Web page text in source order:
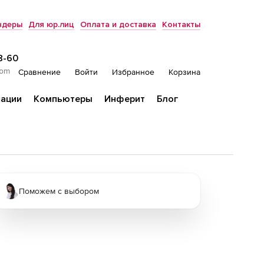
Для юр.лиц Оплата и доставка Контакты
60
Сравнение Войти Избранное Корзина
Компьютеры Инферит
Блог
Поможем с выбором